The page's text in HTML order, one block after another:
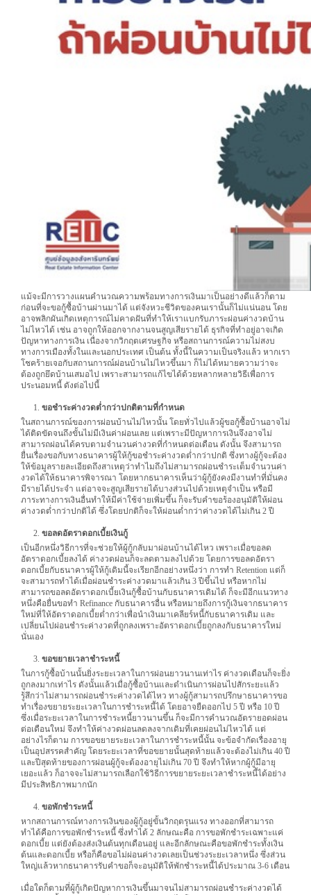
แม้จะมีการวางแผนคำนวณความพร้อมทางการเงินมาเป็นอย่างดีแล้วก็ตาม
ก่อนที่จะขอกู้ซื้อบ้านผ่านมาได้ แต่จังหวะชีวิตของคนเรานั้นก็ไม่แน่นอน โดย
อาจพลิกผันเกิดเหตุการณ์ไม่คาดฝันที่ทำให้เราแบกรับภาระผ่อนค่างวดบ้าน
ไม่ไหวได้ เช่น อาจถูกให้ออกจากงานจนสูญเสียรายได้ ธุรกิจที่ทำอยู่อาจเกิด
ปัญหาทางการเงิน เนื่องจากวิกฤตเศรษฐกิจ หรือสถานการณ์ความไม่สงบ
ทางการเมืองทั้งในและนอกประเทศ เป็นต้น ทั้งนี้ในความเป็นจริงแล้ว หากเรา
โชคร้ายเจอกับสถานการณ์ผ่อนบ้านไม่ไหวขึ้นมา ก็ไม่ได้หมายความว่าจะ
ต้องถูกยึดบ้านเสมอไป เพราะสามารถแก้ไขได้ด้วยหลากหลายวิธีเพื่อการ
ประนอมหนี้ ดังต่อไปนี้
ขอชำระค่างวดต่ำกว่าปกติตามที่กำหนด
ในสถานการณ์ของการผ่อนบ้านไม่ไหวนั้น โดยทั่วไปแล้วผู้ขอกู้ซื้อบ้านอาจไม่
ได้ติดขัดจนถึงขั้นไม่มีเงินค่าผ่อนเลย แต่เพราะมีปัญหาการเงินจึงอาจไม่
สามารถผ่อนได้ครบตามจำนวนค่างวดที่กำหนดต่อเดือน ดังนั้น จึงสามารถ
ยื่นเรื่องขอกับทางธนาคารผู้ให้กู้ขอชำระค่างวดต่ำกว่าปกติ ซึ่งทางผู้กู้จะต้อง
ให้ข้อมูลรายละเอียดถึงสาเหตุว่าทำไมถึงไม่สามารถผ่อนชำระเต็มจำนวนค่า
งวดได้ให้ธนาคารพิจารณา โดยหากธนาคารเห็นว่าผู้กู้ยังคงมีงานทำที่มั่นคง
มีรายได้ประจำ แต่อาจจะสูญเสียรายได้บางส่วนไปด้วยเหตุจำเป็น หรือมี
ภาระทางการเงินอื่นทำให้มีค่าใช้จ่ายเพิ่มขึ้น ก็จะรับคำขอร้องอนุมัติให้ผ่อน
ค่างวดต่ำกว่าปกติได้ ซึ่งโดยปกติก็จะให้ผ่อนต่ำกว่าค่างวดได้ไม่เกิน 2 ปี
ขอลดอัตราดอกเบี้ยเงินกู้
เป็นอีกหนึ่งวิธีการที่จะช่วยให้ผู้กู้กลับมาผ่อนบ้านได้ไหว เพราะเมื่อขอลด
อัตราดอกเบี้ยลงได้ ค่างวดผ่อนก็จะลดตามลงไปด้วย โดยการขอลดอัตรา
ดอกเบี้ยกับธนาคารผู้ให้กู้เดิมนี้จะเรียกอีกอย่างหนึ่งว่า การทำ Retention แต่ก็
จะสามารถทำได้เมื่อผ่อนชำระค่างวดมาแล้วเกิน 3 ปีขึ้นไป หรือหากไม่
สามารถขอลดอัตราดอกเบี้ยเงินกู้ซื้อบ้านกับธนาคารเดิมได้ ก็จะมีอีกแนวทาง
หนึ่งคือยื่นขอทำ Refinance กับธนาคารอื่น หรือหมายถึงการกู้เงินจากธนาคาร
ใหม่ที่ให้อัตราดอกเบี้ยต่ำกว่าเพื่อนำเงินมาเคลียร์หนี้กับธนาคารเดิม และ
เปลี่ยนไปผ่อนชำระค่างวดที่ถูกลงเพราะอัตราดอกเบี้ยถูกลงกับธนาคารใหม่
นั่นเอง
ขอขยายเวลาชำระหนี้
ในการกู้ซื้อบ้านนั้นยิ่งระยะเวลาในการผ่อนยาวนานเท่าไร ค่างวดเดือนก็จะยิ่ง
ถูกลงมากเท่าไร ดังนั้นแล้วเมื่อกู้ซื้อบ้านและดำเนินการผ่อนไปสักระยะแล้ว
รู้สึกว่าไม่สามารถผ่อนชำระค่างวดได้ไหว ทางผู้กู้สามารถปรึกษาธนาคารขอ
ทำเรื่องขยายระยะเวลาในการชำระหนี้ได้ โดยอาจยืดออกไป 5 ปี หรือ 10 ปี
ซึ่งเมื่อระยะเวลาในการชำระหนี้ยาวนานขึ้น ก็จะมีการคำนวณอัตรายอดผ่อน
ต่อเดือนใหม่ จึงทำให้ค่างวดผ่อนลดลงจากเดิมที่เคยผ่อนไม่ไหวได้ แต่
อย่างไรก็ตาม การขอขยายระยะเวลาในการชำระหนี้นั้น จะข้อจำกัดเรื่องอายุ
เป็นอุปสรรคสำคัญ โดยระยะเวลาที่ขอขยายนั้นสุดท้ายแล้วจะต้องไม่เกิน 40 ปี
และปีสุดท้ายของการผ่อนผู้กู้จะต้องอายุไม่เกิน 70 ปี จึงทำให้หากผู้กู้มีอายุ
เยอะแล้ว ก็อาจจะไม่สามารถเลือกใช้วิธีการขยายระยะเวลาชำระหนี้ได้อย่าง
มีประสิทธิภาพมากนัก
ขอพักชำระหนี้
หากสถานการณ์ทางการเงินของผู้กู้อยู่ขั้นวิกฤตรุนแรง ทางออกที่สามารถ
ทำได้คือการขอพักชำระหนี้ ซึ่งทำได้ 2 ลักษณะคือ การขอพักชำระเฉพาะแค่
ดอกเบี้ย แต่ยังต้องส่งเงินต้นทุกเดือนอยู่ และอีกลักษณะคือขอพักชำระทั้งเงิน
ต้นและดอกเบี้ย หรือก็คือขอไม่ผ่อนค่างวดเลยเป็นช่วงระยะเวลาหนึ่ง ซึ่งส่วน
ใหญ่แล้วหากธนาคารรับคำขอก็จะอนุมัติให้พักชำระหนี้ได้ประมาณ 3-6 เดือน
เมื่อใดก็ตามที่ผู้กู้เกิดปัญหาการเงินขึ้นมาจนไม่สามารถผ่อนชำระค่างวดได้